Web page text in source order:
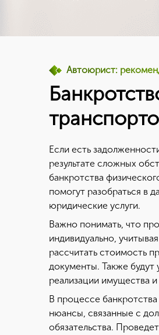
Автоюрист:
Если есть
результате сложных
банкротства
помогут разобраться в
юридические услуги.
Важно понимать, что
индивидуально,
рассчитать стоимость
документы. Также
реализации имущества
В процессе
нюансы, связанные с
обязательства.